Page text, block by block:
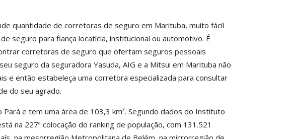
quantidade de corretoras de seguro em Marituba, muito fácil
seguro para fiança locatícia, institucional ou automotivo. É
corretoras de seguro que ofertam seguros pessoais
seguro da seguradora Yasuda, AIG e a Mitsui em Marituba não
e então estabeleça uma corretora especializada para consultar
do seu agrado.
e tem uma área de 103,3 km². Segundo dados do Instituto
na 227ª colocação do ranking de população, com 131.521